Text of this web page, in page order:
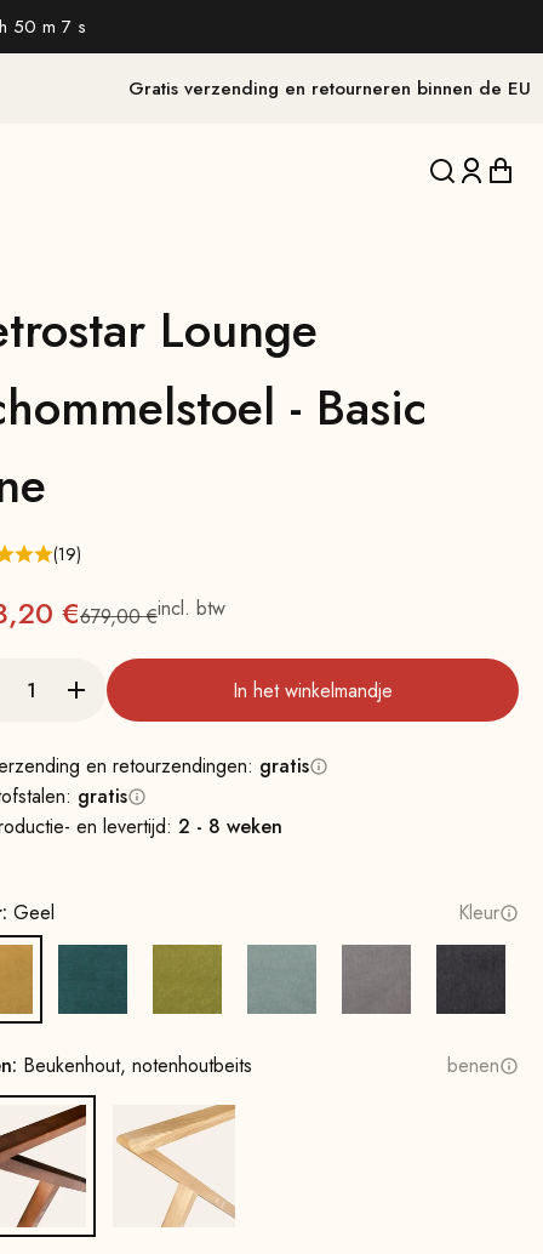
50 m 6 s
Gratis verzending en retourneren binnen de EU
Vertaling
Lounge
- Basic
(19)
€Normale
679,00 €incl. btw
In het winkelmandje
en retourzendingen: gratis
gratis
en levertijd: 2 - 8 weken
Geel Kleur
Beukenhout, notenhoutbeits benen
Beukenhout, notenhoutbeitsEikenhout, naturel